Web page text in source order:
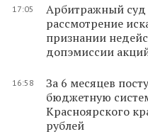
17:05
Арбитражный
рассмотрение
признании
допэмиссии
16:58
За 6 месяцев
бюджетную
Красноярского
рублей